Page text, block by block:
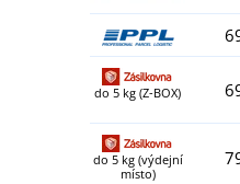
do 5 kg (Z-BOX)
do 5 kg (výdejní
místo)